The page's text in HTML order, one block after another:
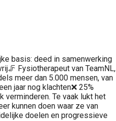
basis: deed in samenwerking
Fysiotherapeut van TeamNL,
meer dan 5.000 mensen, van
jaar nog klachten❌ 25%
Te vaak lukt het
kunnen doen waar ze van
doelen en progressieve